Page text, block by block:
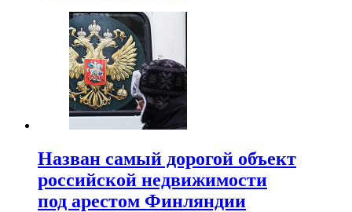
Назван самый дорогой объект
российской недвижимости
под арестом Финляндии